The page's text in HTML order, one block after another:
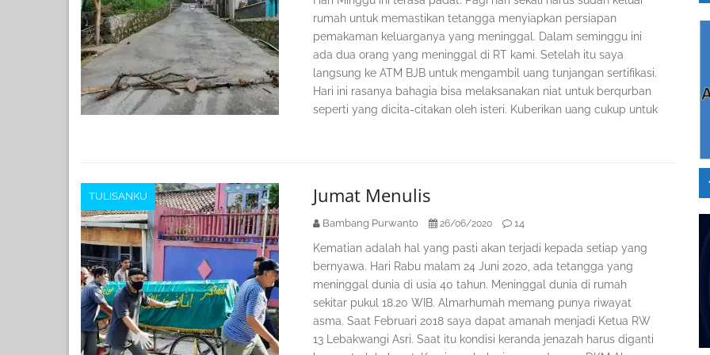
rumah untuk memastikan tetangga menyiapkan persiapan
pemakaman keluarganya yang meninggal. Dalam seminggu ini
ada dua orang yang meninggal di RT kami. Setelah itu saya
langsung ke ATM BJB untuk mengambil uang tunjangan sertifikasi.
Hari ini rasanya bahagia bisa melaksanakan niat untuk berqurban
seperti yang dicita-citakan oleh isteri. Kuberikan uang cukup untuk
TULISANKU Jumat Menulis
Bambang Purwanto 26/06/2020 14
Kematian adalah hal yang pasti akan terjadi kepada setiap yang
bernyawa. Hari Rabu malam 24 Juni 2020, ada tetangga yang
meninggal dunia di usia 40 tahun. Meninggal dunia di rumah
sekitar pukul 18.20 WIB. Almarhumah memang punya riwayat
asma. Saat Februari 2018 saya dapat amanah menjadi Ketua RW
13 Lebakwangi Asri. Saat itu kondisi keranda jenazah harus diganti